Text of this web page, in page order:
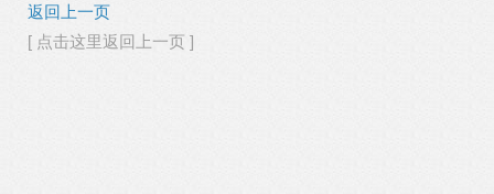
返回上一页
[ 点击这里返回上一页 ]